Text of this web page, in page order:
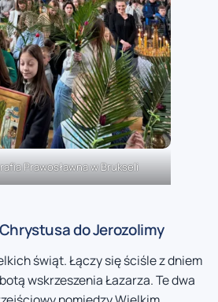
Prawosławna w Brukseli
do Jerozolimy
świąt. Łączy się ściśle z dniem
wskrzeszenia Łazarza. Te dwa